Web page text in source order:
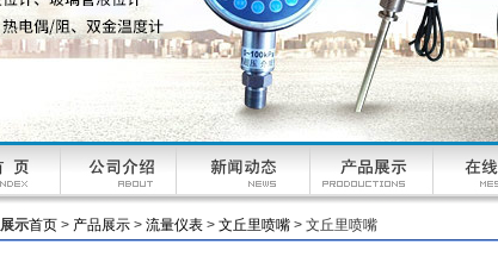
示首页 > 产品展示 > 流量仪表 > 文丘里喷嘴 > 文丘里喷嘴